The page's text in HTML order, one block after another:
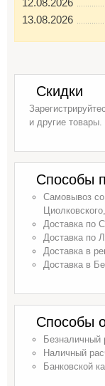
12.08.2026
13.08.2026
Скидки
и другие товары.
Способы
Самовывоз со
Доставка по
Доставка по
Доставка в
Доставка в
Способы
Безналичный
Наличный
Банковской